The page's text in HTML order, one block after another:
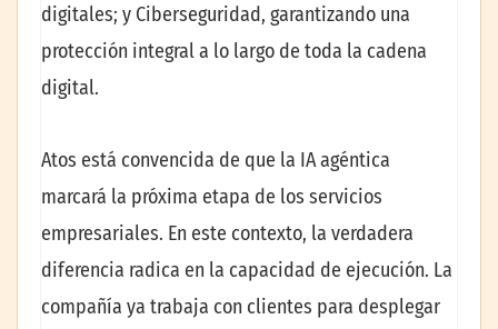
digitales; y Ciberseguridad, garantizando una
protección integral a lo largo de toda la cadena
digital.
Atos está convencida de que la IA agéntica
marcará la próxima etapa de los servicios
empresariales. En este contexto, la verdadera
diferencia radica en la capacidad de ejecución. La
compañía ya trabaja con clientes para desplegar